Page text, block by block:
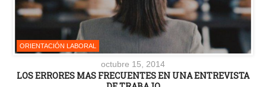
ORIENTACIÓN LABORAL
octubre 15, 2014
LOS ERRORES MAS FRECUENTES EN UNA ENTREVISTA